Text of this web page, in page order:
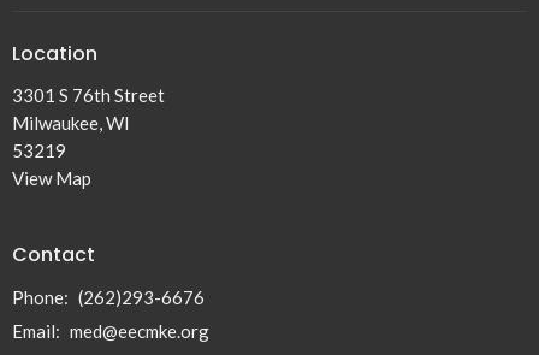
Location
3301 S 76th Street
Milwaukee, WI
53219
View Map
Contact
Phone: (262)293-6676
Email: med@eecmke.org